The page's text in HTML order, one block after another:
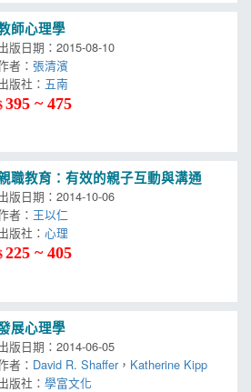
師心理學
版日期：2015-08-10
者：張清濱
版社：
395 ~ 475
職教育：有效的親子互動與溝通
版日期：2014-10-06
者： 王以仁
版社：心理
225 ~ 405
展心理學
版日期：2014-06-05
者： David R. Shaffer ， Katherine Kipp
版社：